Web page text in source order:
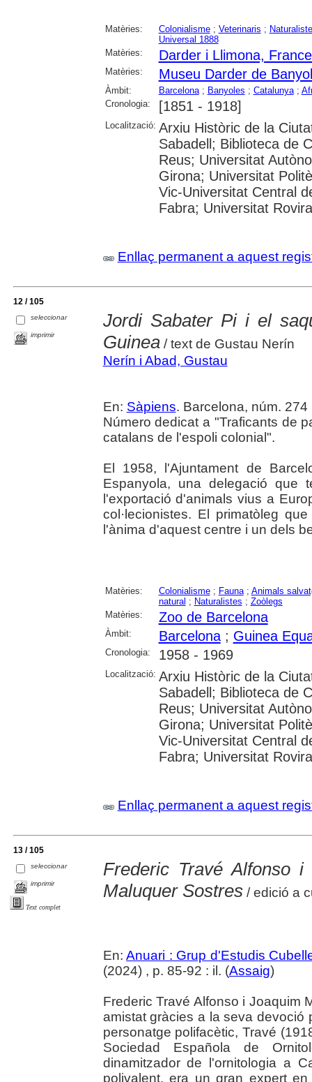
Matèries: Colonialisme; Veterinaris ;
Universal 1888
Matèries:
Darder i Llimona,
Matèries: Museu Darder de
Àmbit: Barcelona; Banyoles ; Catalunya;
Cronologia:
[1851 - 1918]
Localització: Arxiu Històric de la
Sabadell; Biblioteca de
Reus; Universitat
Girona; Universitat
Vic-Universitat Central
Fabra; Universitat
Enllaç permanent a aquest
12 / 105
seleccionar
imprimir
Jordi Sabater Pi i el
Guinea/ text de Gustau Nerín
Nerín i Abad, Gustau
En: Sàpiens. Barcelona, núm.
Número dedicat a "Traficants de
catalans de l'espoli colonial".
El 1958, l'Ajuntament de
Espanyola, una delegació que
l'exportació d'animals vius a
col·lecionistes. El primatòleg
l'ànima d'aquest centre i un dels
Matèries: Colonialisme; Fauna; Animals
natural ; Naturalistes ; Zoòlegs
Matèries:
Zoo de Barcelona
Àmbit: Barcelona; Guinea
Cronologia: 1958 - 1969
Localització: Arxiu Històric de la
Sabadell; Biblioteca de
Reus; Universitat
Girona; Universitat
Vic-Universitat Central
Fabra; Universitat
Enllaç permanent a aquest
13 / 105
seleccionar
imprimir
Text complet
Frederic Travé Alfonso
Maluquer Sostres/ edició a
En:Anuari : Grup d'Estudis
(2024) , p. 85-92 : il. (Assaig)
Frederic Travé Alfonso i Joaquim
amistat gràcies a la seva devoció
personatge polifacètic, Travé
Sociedad Española de
dinamitzador de l'ornitologia a
polivalent, era un gran expert